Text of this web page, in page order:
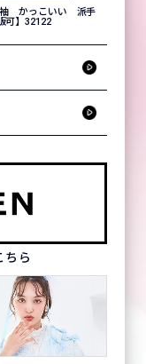
袖 かっこいい 派手
可】32122
ちら